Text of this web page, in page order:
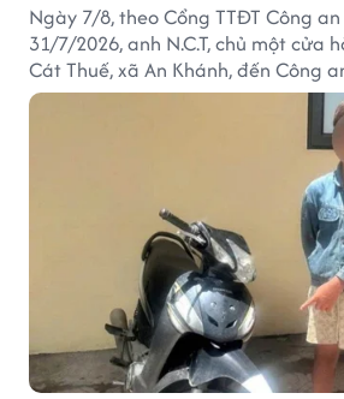
Ngày 7/8, theo Cổng TTĐT Công
31/7/2026, anh N.C.T, chủ một cửa
Cát Thuế, xã An Khánh, đến Công
việc bị mất trộm chiếc xe máy
xe còn có nhiều giấy tờ cá nhân